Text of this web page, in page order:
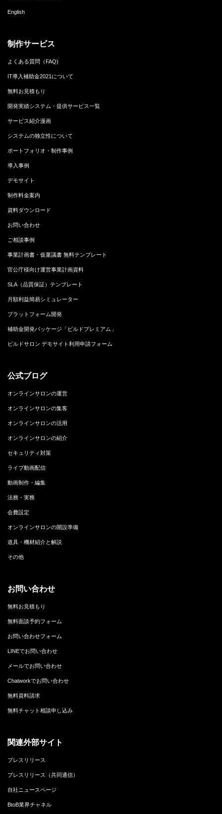
English
制作サービス
よくある質問（FAQ)
IT導入補助金2021について
無料お見積もり
開発実績システム・提供サービス一覧
サービス紹介漫画
システムの独立性について
ポートフォリオ・制作事例
導入事例
デモサイト
制作料金案内
資料ダウンロード
お問い合わせ
ご相談事例
事業計画書・仮稟議書 無料テンプレート
官公庁様向け運営事業計画資料
SLA（品質保証）テンプレート
月額利益簡易シミュレーター
プラットフォーム開発
補助金開発パッケージ「ビルドプレミアム」
ビルドサロン デモサイト利用申請フォーム
公式ブログ
オンラインサロンの運営
オンラインサロンの集客
オンラインサロンの活用
オンラインサロンの紹介
セキュリティ対策
ライブ動画配信
動画制作・編集
法務・実務
会費設定
オンラインサロンの開設準備
道具・機材紹介と解説
その他
お問い合わせ
無料お見積もり
無料面談予約フォーム
お問い合わせフォーム
LINEでお問い合わせ
メールでお問い合わせ
Chatworkでお問い合わせ
無料資料請求
無料チャット相談申し込み
関連外部サイト
プレスリリース
プレスリリース（共同通信）
自社ニュースページ
BtoB業界チャネル